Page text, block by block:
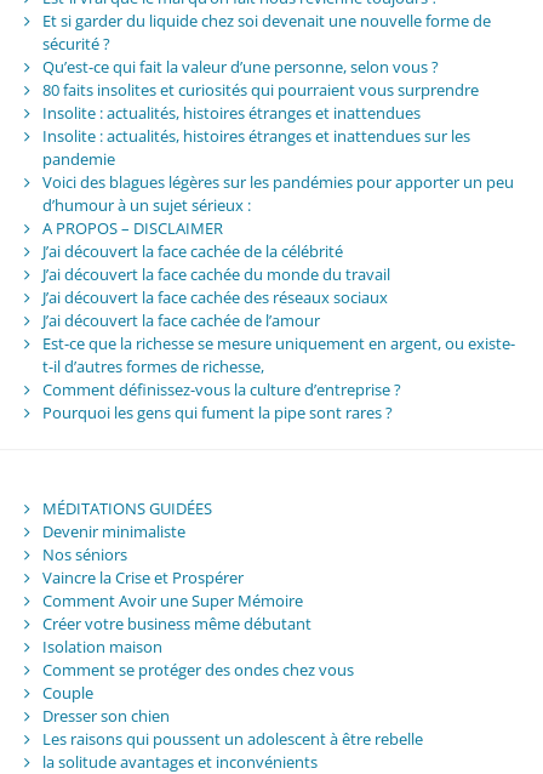
Et si garder du liquide chez soi devenait une nouvelle forme de
sécurité ?
Qu’est-ce qui fait la valeur d’une personne, selon vous ?
80 faits insolites et curiosités qui pourraient vous surprendre
Insolite : actualités, histoires étranges et inattendues
Insolite : actualités, histoires étranges et inattendues sur les
pandemie
Voici des blagues légères sur les pandémies pour apporter un peu
d’humour à un sujet sérieux :
A PROPOS – DISCLAIMER
J’ai découvert la face cachée de la célébrité
J’ai découvert la face cachée du monde du travail
J’ai découvert la face cachée des réseaux sociaux
J’ai découvert la face cachée de l’amour
Est-ce que la richesse se mesure uniquement en argent, ou existe-
t-il d’autres formes de richesse,
Comment définissez-vous la culture d’entreprise ?
Pourquoi les gens qui fument la pipe sont rares ?
MÉDITATIONS GUIDÉES
Devenir minimaliste
Nos séniors
Vaincre la Crise et Prospérer
Comment Avoir une Super Mémoire
Créer votre business même débutant
Isolation maison
Comment se protéger des ondes chez vous
Couple
Dresser son chien
Les raisons qui poussent un adolescent à être rebelle
la solitude avantages et inconvénients